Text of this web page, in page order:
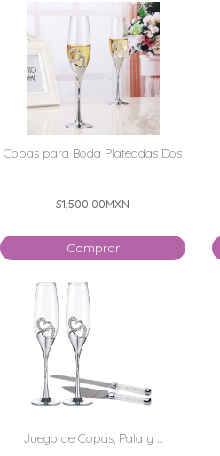
Copas para Boda Plateadas Dos
...
$1,500.00MXN
Comprar
Juego de Copas, Pala y ...